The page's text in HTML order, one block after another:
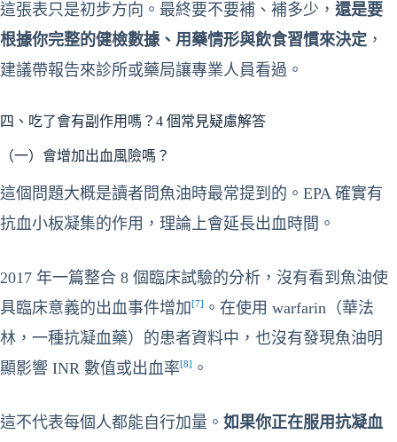
這張表只是初步方向。最終要不要補、補多少， 還是要
根據你完整的健檢數據、用藥情形與飲食習慣來決定 ，
建議帶報告來診所或藥局讓專業人員看過。
四、吃了會有副作用嗎？4 個常見疑慮解答
（一）會增加出血風險嗎？
這個問題大概是讀者問魚油時最常提到的。EPA 確實有
抗血小板凝集的作用，理論上會延長出血時間。
2017 年一篇整合 8 個臨床試驗的分析，沒有看到魚油使
具臨床意義的出血事件增加[7] 。在使用 warfarin（華法
林，一種抗凝血藥）的患者資料中，也沒有發現魚油明
顯影響 INR 數值或出血率[8] 。
這不代表每個人都能自行加量。 如果你正在服用抗凝血